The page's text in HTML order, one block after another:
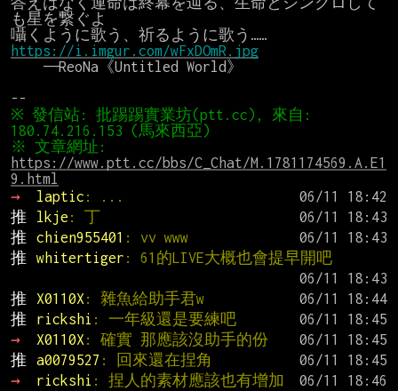
も星を繋ぐよ
https://i.imgur.com/wFxDOmR.jpg
——ReoNa《Untitled World》
※ 發信站: 批踢踢實業坊(ptt.cc), 來自:
https://www.ptt.cc/bbs/C_Chat/M.1781174569.A.E1
9.html
→
laptic : ...
推
lkje : 丁
推
chien955401 : vv www
推
whitertiger : 61的LIVE大概也會提早開吧
推
X0110X : 雜魚給助手君w
推
rickshi : 一年級還是要練吧
→
X0110X : 確實 那應該沒助手的份
推
a0079527 : 回來還在捏角
→
rickshi : 捏人的素材應該也有增加